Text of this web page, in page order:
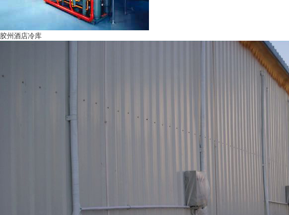
胶州酒店冷库